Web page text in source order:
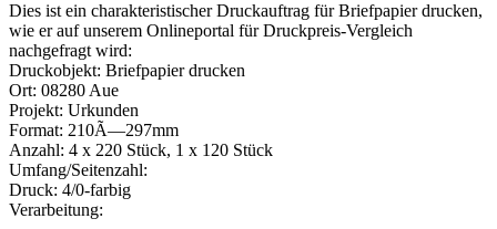
Dies ist ein charakteristischer Druckauftrag für Briefpapier drucken,
wie er auf unserem Onlineportal für Druckpreis-Vergleich
nachgefragt wird:
Druckobjekt: Briefpapier drucken
Ort: 08280 Aue
Projekt: Urkunden
Format: 210Ã—297mm
Anzahl: 4 x 220 Stück, 1 x 120 Stück
Umfang/Seitenzahl:
Druck: 4/0-farbig
Verarbeitung: